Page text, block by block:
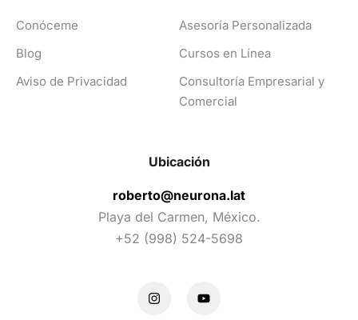
Conóceme
Blog
Aviso de Privacidad
Asesoría Personalizada
Cursos en Línea
Consultoría Empresarial y
Comercial
Ubicación
roberto@neurona.lat
Playa del Carmen, México.
+52 (998) 524-5698